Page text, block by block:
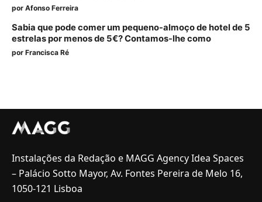
por Afonso Ferreira
Sabia que pode comer um pequeno-almoço de hotel de 5
estrelas por menos de 5€? Contamos-lhe como
por Francisca Ré
Instalações da Redação e MAGG Agency Idea Spaces
– Palácio Sotto Mayor, Av. Fontes Pereira de Melo 16,
1050-121 Lisboa